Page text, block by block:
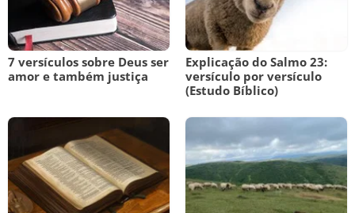
7 versículos sobre Deus ser
amor e também justiça
Explicação do Salmo 23:
versículo por versículo
(Estudo Bíblico)